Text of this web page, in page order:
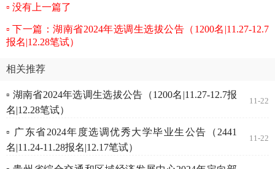
没有上一篇了
下一篇：湖南省2024年选调生选拔公告（1200名|11.27-12.7
报名|12.28笔试）
相关推荐
▫ 湖南省2024年选调生选拔公告（1200名|11.27-12.7报
名|12.28笔试）
11-22
▫ 广东省2024年度选调优秀大学毕业生公告（2441
名|11.24-11.28报名|12.17笔试）
11-22